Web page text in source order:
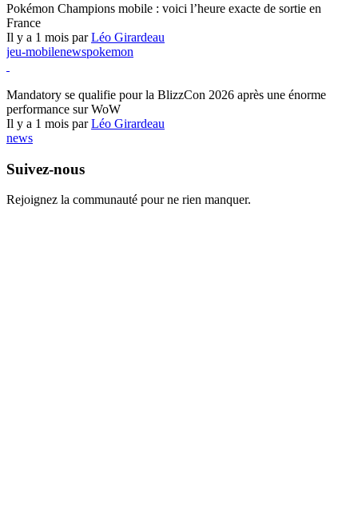
Pokémon Champions mobile : voici l’heure exacte de sortie en
France
Il y a 1 mois parLéo Girardeau
jeu-mobilenewspokemon
Mandatory se qualifie pour la BlizzCon 2026 après une énorme
performance sur WoW
Il y a 1 mois parLéo Girardeau
news
Suivez-nous
Rejoignez la communauté pour ne rien manquer.